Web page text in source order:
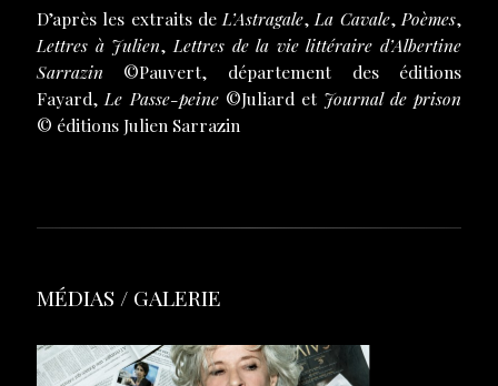
D’après les extraits de L’Astragale, La Cavale, Poèmes,
Lettres à Julien, Lettres de la vie littéraire d’Albertine
Sarrazin ©Pauvert, département des éditions
Fayard, Le Passe-peine©Juliard et Journal de prison
© éditions Julien Sarrazin
MÉDIAS / GALERIE